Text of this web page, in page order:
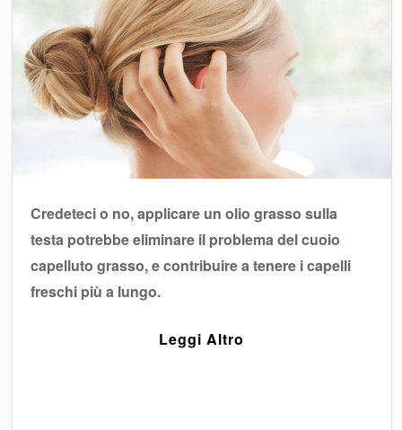
Credeteci o no, applicare un olio grasso sulla
testa potrebbe eliminare il problema del cuoio
capelluto grasso, e contribuire a tenere i capelli
freschi più a lungo.
Leggi Altro